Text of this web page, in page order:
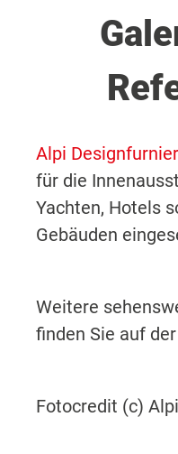
Alpi Designfurnier
für die
Yachten, Hotels
Gebäuden
Weitere
finden Sie auf der
Fotocredit (c)